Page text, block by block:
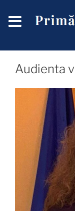
Audienta